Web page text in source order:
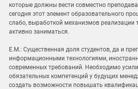
которые должны вести совместно
сегодня этот элемент образовательного
слабо, выработкой механизмов реализации
активно заниматься.
Е.М.: Существенная доля студентов, да и
информационными технологиями,
современных требований. Необходимо
обязательных компетенций у будущих
создать возможности повышать